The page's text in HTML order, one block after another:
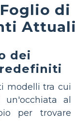
di
dei
modelli tra cui
un'occhiata al
per trovare